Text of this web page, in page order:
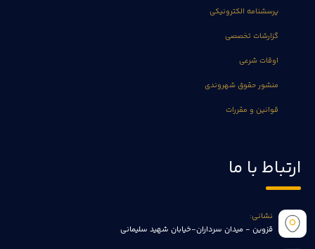
پرسشنامه الکترونیکی
گزارشات تخصصی
اوقات شرعی
منشور حقوق شهروندی
قوانین و مقررات
ارتباط با ما
نشانی:
قزوین - میدان سرداران-خیابان شهید سلیمانی